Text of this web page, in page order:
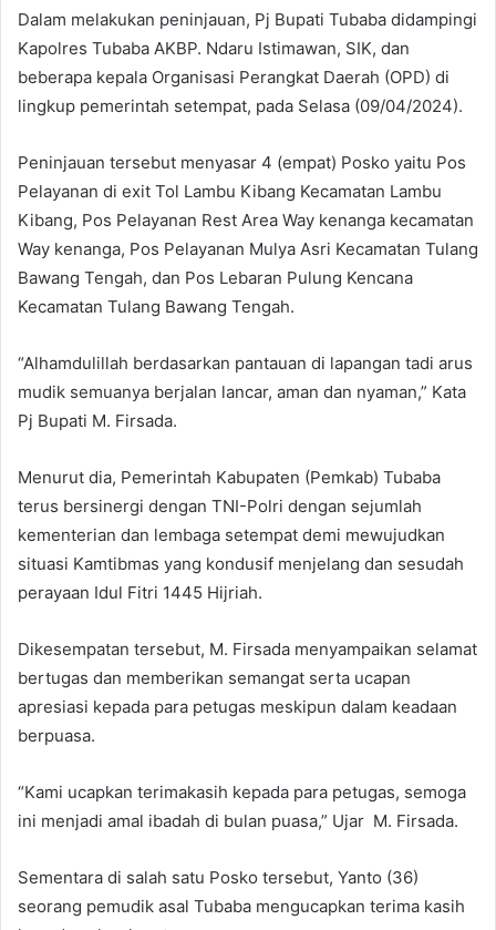
Dalam melakukan peninjauan, Pj Bupati Tubaba didampingi
Kapolres Tubaba AKBP. Ndaru Istimawan, SIK, dan
beberapa kepala Organisasi Perangkat Daerah (OPD) di
lingkup pemerintah setempat, pada Selasa (09/04/2024).
Peninjauan tersebut menyasar 4 (empat) Posko yaitu Pos
Pelayanan di exit Tol Lambu Kibang Kecamatan Lambu
Kibang, Pos Pelayanan Rest Area Way kenanga kecamatan
Way kenanga, Pos Pelayanan Mulya Asri Kecamatan Tulang
Bawang Tengah, dan Pos Lebaran Pulung Kencana
Kecamatan Tulang Bawang Tengah.
“Alhamdulillah berdasarkan pantauan di lapangan tadi arus
mudik semuanya berjalan lancar, aman dan nyaman,” Kata
Pj Bupati M. Firsada.
Menurut dia, Pemerintah Kabupaten (Pemkab) Tubaba
terus bersinergi dengan TNI-Polri dengan sejumlah
kementerian dan lembaga setempat demi mewujudkan
situasi Kamtibmas yang kondusif menjelang dan sesudah
perayaan Idul Fitri 1445 Hijriah.
Dikesempatan tersebut, M. Firsada menyampaikan selamat
bertugas dan memberikan semangat serta ucapan
apresiasi kepada para petugas meskipun dalam keadaan
berpuasa.
“Kami ucapkan terimakasih kepada para petugas, semoga
ini menjadi amal ibadah di bulan puasa,” Ujar M. Firsada.
Sementara di salah satu Posko tersebut, Yanto (36)
seorang pemudik asal Tubaba mengucapkan terima kasih